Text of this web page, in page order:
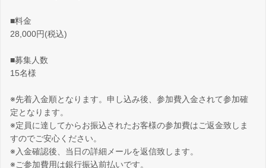
■料金
28,000円(税込)
■募集人数
15名様
※先着入金順となります。申し込み後、参加費入金されて参加確
定となります。
※定員に達してからお振込されたお客様の参加費はご返金致しま
すのでご安心ください。
※入金確認後、当日の詳細メールを返信致します。
※ご参加費用は銀行振込前払いです。